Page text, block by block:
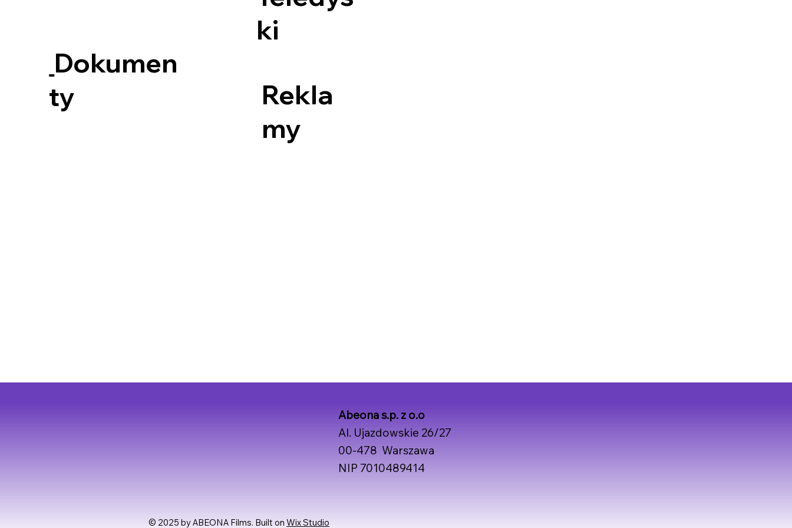
Dokumen
ty
ki
Rekla
my
Abeona s.p. z o.o
Al. Ujazdowskie 26/27
00-478 Warszawa
NIP 7010489414
© 2025 by ABEONA Films. Built on Wix Studio